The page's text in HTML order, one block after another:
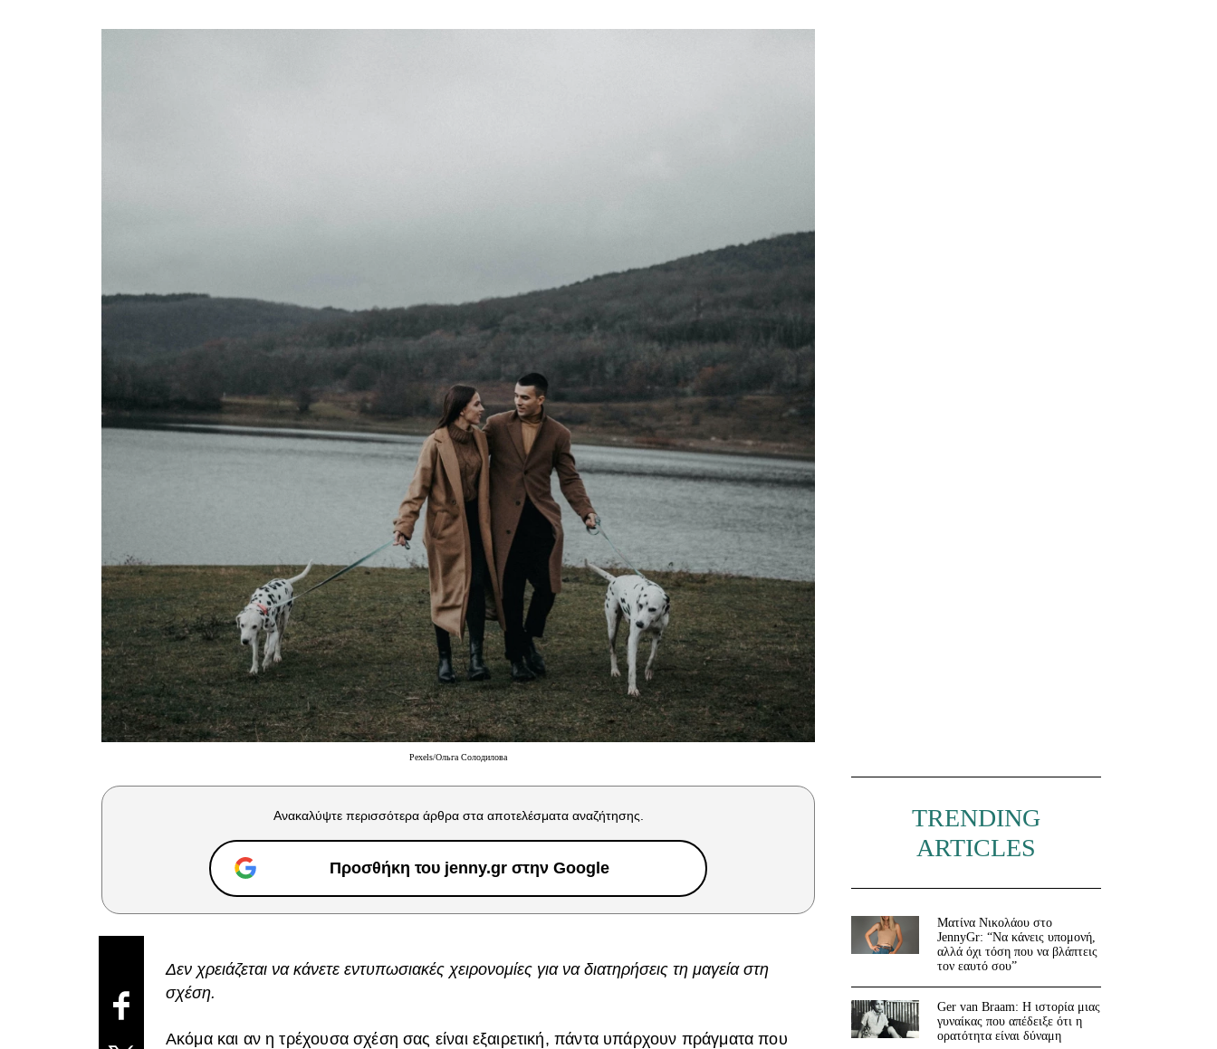
Pexels/Ольга Солодилова
Ανακαλύψτε περισσότερα άρθρα στα αποτελέσματα αναζήτησης.
Προσθήκη του jenny.gr στην Google
Δεν χρειάζεται να κάνετε εντυπωσιακές χειρονομίες για να διατηρήσεις τη μαγεία στη
σχέση.
Ακόμα και αν η τρέχουσα σχέση σας είναι εξαιρετική, πάντα υπάρχουν πράγματα που
TRENDING
ARTICLES
Ματίνα Νικολάου στο
JennyGr: “Να κάνεις υπομονή,
αλλά όχι τόση που να βλάπτεις
τον εαυτό σου”
Ger van Braam: Η ιστορία μιας
γυναίκας που απέδειξε ότι η
ορατότητα είναι δύναμη